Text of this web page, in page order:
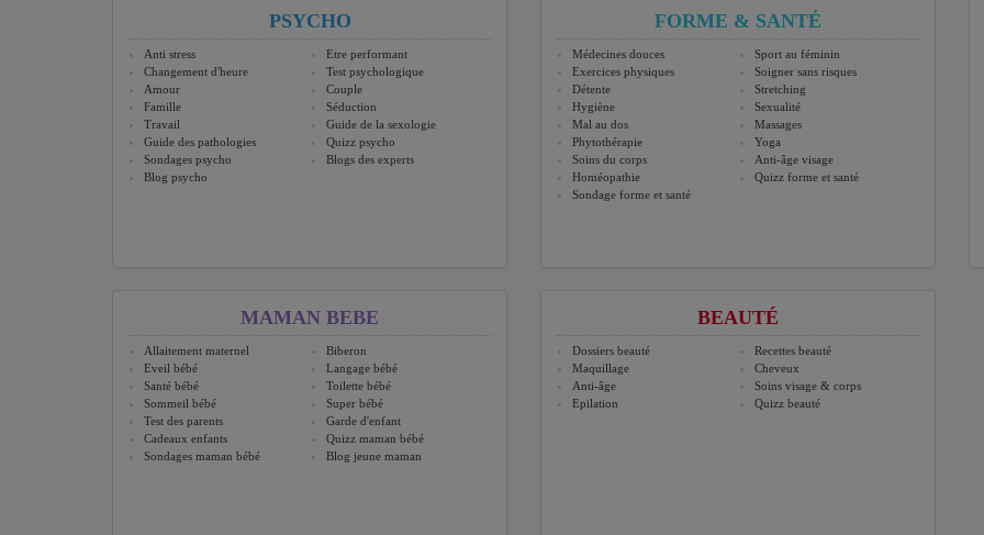
PSYCHO
Anti stress
Etre performant
Changement d'heure
Test psychologique
Amour
Couple
Famille
Séduction
Travail
Guide de la sexologie
Guide des pathologies
Quizz psycho
Sondages psycho
Blogs des experts
Blog psycho
FORME & SANTÉ
Médecines douces
Sport au féminin
Exercices physiques
Soigner sans risques
Détente
Stretching
Hygiène
Sexualité
Mal au dos
Massages
Phytothérapie
Yoga
Soins du corps
Anti-âge visage
Homéopathie
Quizz forme et santé
Sondage forme et santé
MAMAN BEBE
Allaitement maternel
Biberon
Eveil bébé
Langage bébé
Santé bébé
Toilette bébé
Sommeil bébé
Super bébé
Test des parents
Garde d'enfant
Cadeaux enfants
Quizz maman bébé
Sondages maman bébé
Blog jeune maman
BEAUTÉ
Dossiers beauté
Recettes beauté
Maquillage
Cheveux
Anti-âge
Soins visage & corps
Epilation
Quizz beauté